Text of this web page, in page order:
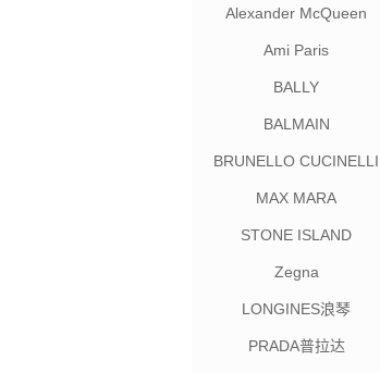
Alexander McQueen
Ami Paris
BALLY
BALMAIN
BRUNELLO CUCINELLI
MAX MARA
STONE ISLAND
Zegna
LONGINES浪琴
PRADA普拉达